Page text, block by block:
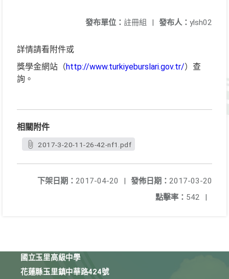
發布人： ylsh02
發布單位： 註冊組 |
詳情請看附件或
獎學金網站（http://www.turkiyeburslari.gov.tr/）查
詢。
相關附件
2017-3-20-11-26-42-nf1.pdf
發佈日期： 2017-03-20
下架日期： 2017-04-20
|
點擊率： 542 |
國立玉里高級中學
花蓮縣玉里鎮中華路424號